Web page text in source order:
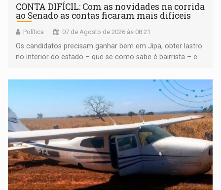
CONTA DIFÍCIL: Com as novidades na corrida
ao Senado as contas ficaram mais difíceis
Política 07 de Agosto de 2026 às 08:21
Os candidatos precisam ganhar bem em Jipa, obter lastro
no interior do estado – que se como sabe é bairrista – e
garantir